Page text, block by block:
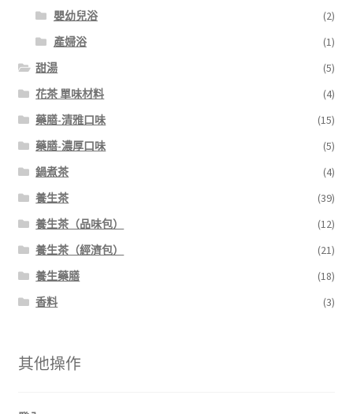
嬰幼兒浴
(2)
產婦浴
(1)
甜湯
(5)
花茶 單味材料
(4)
藥膳-清雅口味
(15)
藥膳-濃厚口味
(5)
鍋煮茶
(4)
養生茶
(39)
養生茶（品味包）
(12)
養生茶（經濟包）
(21)
養生藥膳
(18)
香料
(3)
其他操作